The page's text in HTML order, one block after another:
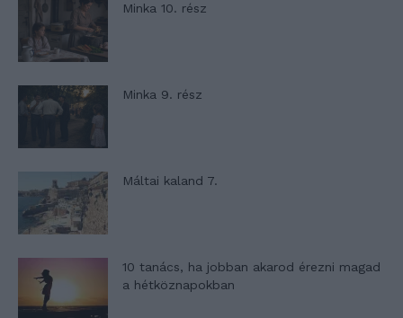
Minka 10. rész
Minka 9. rész
Máltai kaland 7.
10 tanács, ha jobban akarod érezni magad
a hétköznapokban